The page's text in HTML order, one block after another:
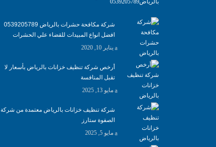
شركة مكافحة حشرات بالرياض 0539205789
افضل انواع المبيدات للقضاء علي الحشرات
يناير 10, 2020
أرخص شركة تنظيف خزانات بالرياض بأسعار لا
تقبل المنافسة
مايو 13, 2025
شركة تنظيف خزانات بالرياض معتمدة من شركة
الصفوة ستارز
مايو 5, 2025